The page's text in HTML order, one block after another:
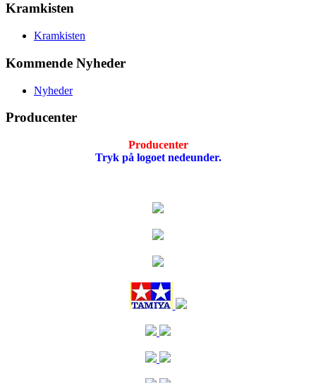
Kramkisten
Kramkisten
Kommende Nyheder
Nyheder
Producenter
Producenter
Tryk på logoet nedeunder.